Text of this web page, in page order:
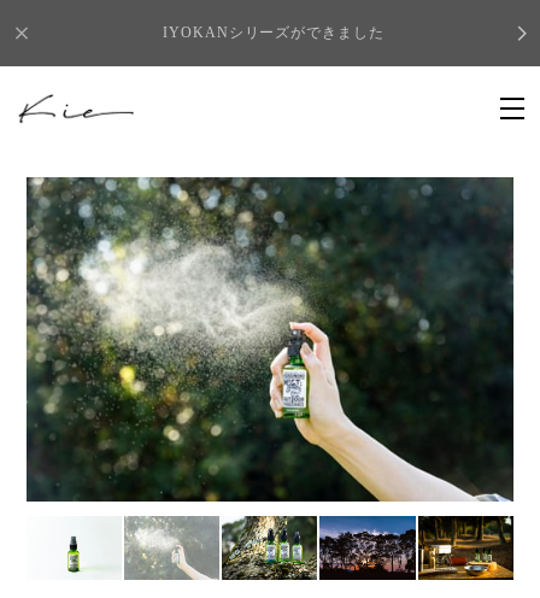
IYOKANシリーズができました